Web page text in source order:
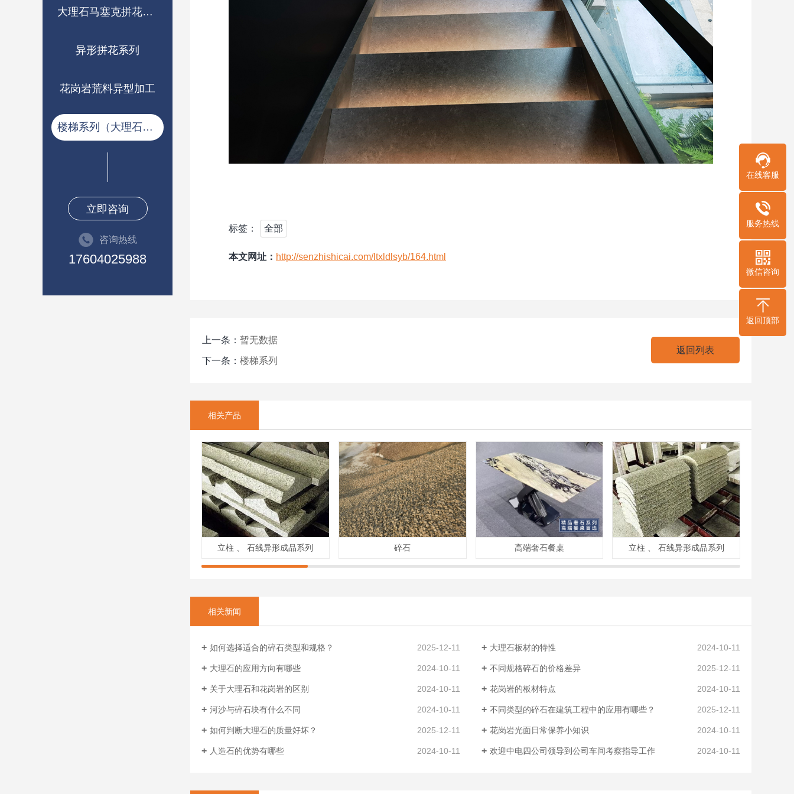
大理石马塞克拼花系列
异形拼花系列
花岗岩荒料异型加工
楼梯系列（大理石，岩板）
立即咨询
咨询热线
17604025988
标签： 全部
本文网址： http://senzhishicai.com/ltxldlsyb/164.html
上一条： 暂无数据
下一条： 楼梯系列
返回列表
相关产品
立柱 、 石线异形成品系列 碎石 高端奢石餐桌 立柱 、 石线异形成品系列
相关新闻
如何选择适合的碎石类型和规格？ 2025-12-11 大理石板材的特性 2024-10-11
大理石的应用方向有哪些 2024-10-11 不同规格碎石的价格差异 2025-12-11
关于大理石和花岗岩的区别 2024-10-11 花岗岩的板材特点 2024-10-11
河沙与碎石块有什么不同 2024-10-11 不同类型的碎石在建筑工程中的应用有哪些？ 2025-12-11
如何判断大理石的质量好坏？ 2025-12-11 花岗岩光面日常保养小知识 2024-10-11
人造石的优势有哪些 2024-10-11 欢迎中电四公司领导到公司车间考察指导工作 2024-10-11
在线客服
服务热线
微信咨询
返回顶部